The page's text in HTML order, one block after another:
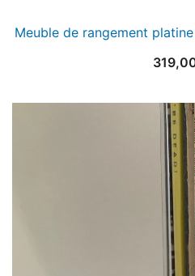
Meuble de rangement